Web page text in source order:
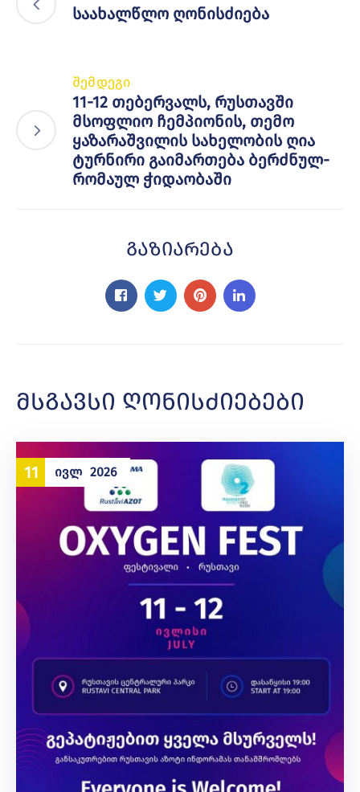
საახალწლო ღონისძიება
შემდეგი
11-12 თებერვალს, რუსთავში
მსოფლიო ჩემპიონის, თემო
ყაზარაშვილის სახელობის ღია
ტურნირი გაიმართება ბერძნულ-
რომაულ ჭიდაობაში
Გაზიარება
მსგავსი ღონისძიებები
11 ᲘᲕᲚ 2026